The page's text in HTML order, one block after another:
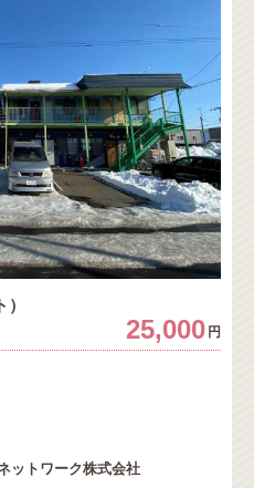
25,000 円
ットワーク株式会社